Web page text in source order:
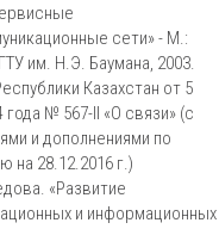
сети» - М.:
им. Н.Э. Баумана, 2003.
Казахстан от 5
года № 567-II «О связи» (с
и дополнениями по
на 28.12.2016 г.)
«Развитие
и информационных